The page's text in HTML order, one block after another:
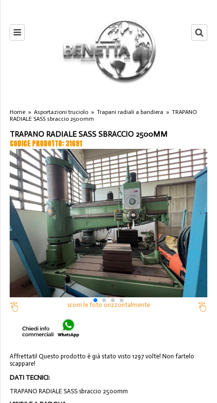
Home » Asportazioni truciolo » Trapani radiali a bandiera » TRAPANO
RADIALE SASS sbraccio 2500mm
TRAPANO RADIALE SASS SBRACCIO 2500MM
CODICE PRODOTTO: 31691
scorri le foto orizzontalmente
Affrettati! Questo prodotto è già stato visto 1297 volte! Non fartelo
scappare!
DATI TECNICI:
TRAPANO RADIALE SASS sbraccio 2500mm